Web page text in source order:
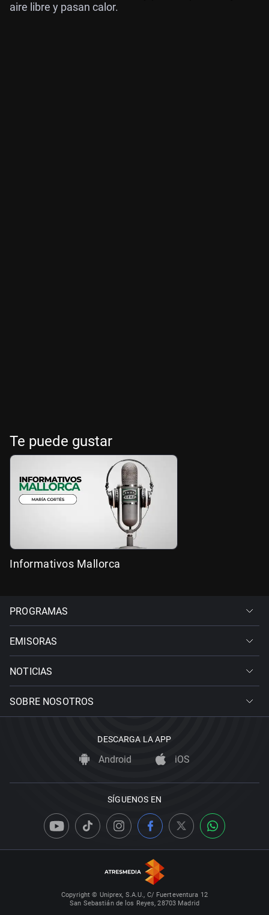
aire libre y pasan calor.
Te puede gustar
Informativos Mallorca
PROGRAMAS
EMISORAS
NOTICIAS
SOBRE NOSOTROS
DESCARGA LA APP
Android iOS
SÍGUENOS EN
Copyright © Uniprex, S.A.U., C/ Fuerteventura 12
San Sebastián de los Reyes, 28703 Madrid